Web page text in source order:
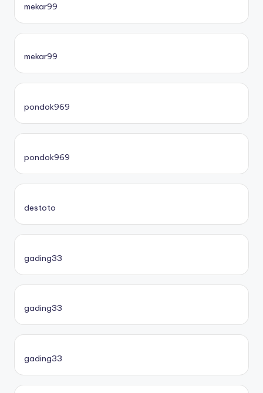
mekar99
mekar99
pondok969
pondok969
destoto
gading33
gading33
gading33